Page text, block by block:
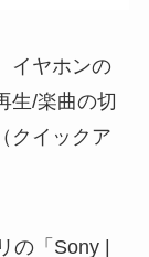
イヤホンの
生/楽曲の切
クイックア
の「Sony |